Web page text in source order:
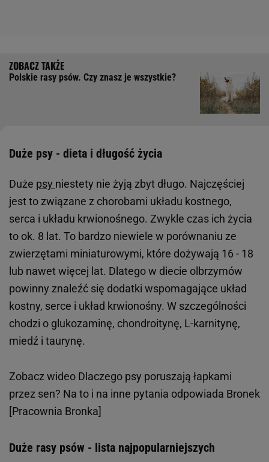
Polskie rasy psów. Czy znasz je wszystkie?
Duże psy - dieta i długość życia
Duże psy niestety nie żyją zbyt długo. Najczęściej
jest to związane z chorobami układu kostnego,
serca i układu krwionośnego. Zwykle czas ich życia
to ok. 8 lat. To bardzo niewiele w porównaniu ze
zwierzętami miniaturowymi, które dożywają 16 - 18
lub nawet więcej lat. Dlatego w diecie olbrzymów
powinny znaleźć się dodatki wspomagające układ
kostny, serce i układ krwionośny. W szczególności
chodzi o glukozaminę, chondroitynę, L-karnitynę,
miedź i taurynę.
Zobacz wideo Dlaczego psy poruszają łapkami
przez sen? Na to i na inne pytania odpowiada Bronek
[Pracownia Bronka]
Duże rasy psów - lista najpopularniejszych